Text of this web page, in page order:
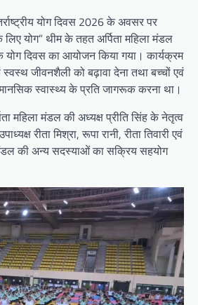
योग दिवस 2026 के अवसर पर
लिए योग” थीम के तहत अर्पिता महिला मंडल
योग दिवस का आयोजन किया गया। कार्यक्रम
जीवनशैली को बढ़ावा देना तथा बच्चों एवं
स्वास्थ्य के प्रति जागरूक करना था।
महिला मंडल की अध्यक्ष प्रीति सिंह के नेतृत्व
रीता मिश्रा, रूपा रानी, रीता तिवारी एवं
की अन्य सदस्याओं का सक्रिय सहयोग